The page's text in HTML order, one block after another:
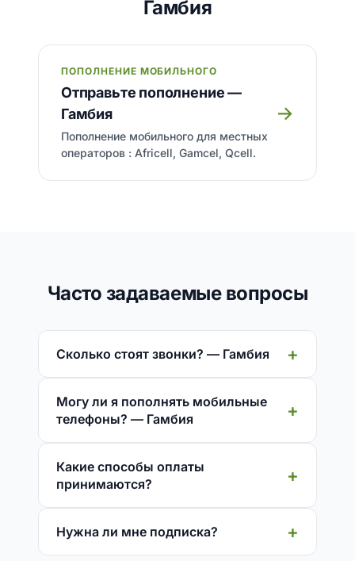
Гамбия
ПОПОЛНЕНИЕ МОБИЛЬНОГО
Отправьте пополнение —
Гамбия
Пополнение мобильного для местных
операторов : Africell, Gamcel, Qcell.
→
Часто задаваемые вопросы
Сколько стоят звонки? — Гамбия
Могу ли я пополнять мобильные
телефоны? — Гамбия
Какие способы оплаты
принимаются?
Нужна ли мне подписка?